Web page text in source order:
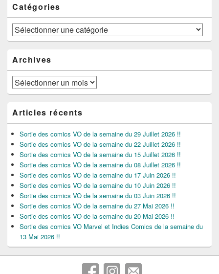
Catégories
Catégories
Archives
Archives
Articles récents
Sortie des comics VO de la semaine du 29 Juillet 2026 !!
Sortie des comics VO de la semaine du 22 Juillet 2026 !!
Sortie des comics VO de la semaine du 15 Juillet 2026 !!
Sortie des comics VO de la semaine du 08 Juillet 2026 !!
Sortie des comics VO de la semaine du 17 Juin 2026 !!
Sortie des comics VO de la semaine du 10 Juin 2026 !!
Sortie des comics VO de la semaine du 03 Juin 2026 !!
Sortie des comics VO de la semaine du 27 Mai 2026 !!
Sortie des comics VO de la semaine du 20 Mai 2026 !!
Sortie des comics VO Marvel et Indies Comics de la semaine du
13 Mai 2026 !!